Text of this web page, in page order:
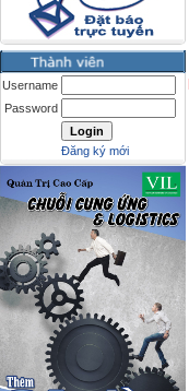
Username
Password
Đăng ký mới